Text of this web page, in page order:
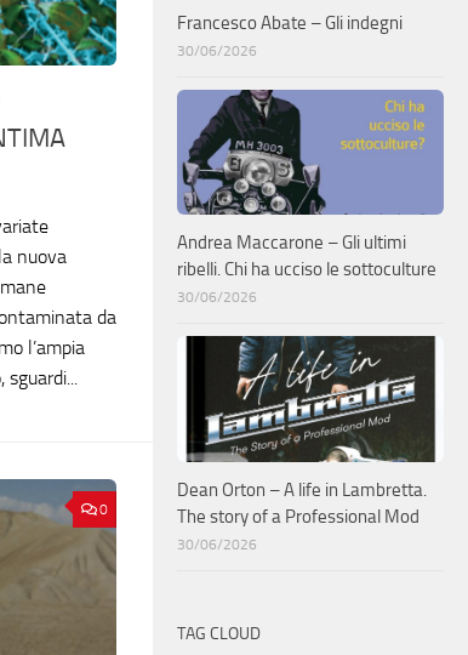
nuova
da
l’ampia
0
Francesco Abate – Gli indegni
30/06/2026
Andrea Maccarone – Gli ultimi
ribelli. Chi ha ucciso le sottoculture
30/06/2026
Dean Orton – A life in Lambretta.
The story of a Professional Mod
30/06/2026
TAG CLOUD